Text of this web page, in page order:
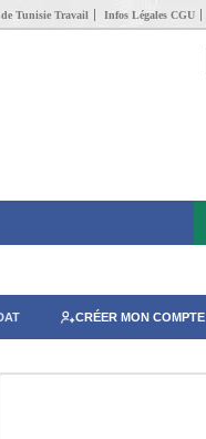
Tunisie Travail Infos Légales CGU
CRÉER MON COMPTE